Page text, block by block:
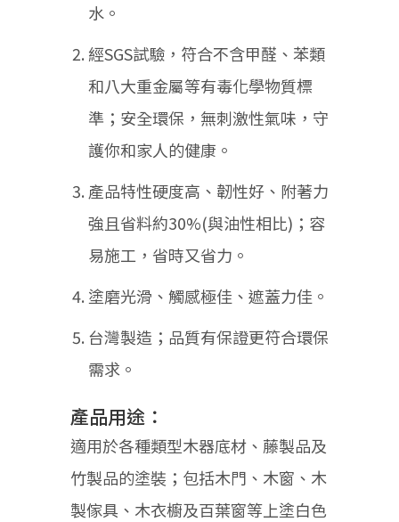
水。
經SGS試驗，符合不含甲醛、苯類
和八大重金屬等有毒化學物質標
準；安全環保，無刺激性氣味，守
護你和家人的健康。
產品特性硬度高、韌性好、附著力
強且省料約30%(與油性相比)；容
易施工，省時又省力。
塗磨光滑、觸感極佳、遮蓋力佳。
台灣製造；品質有保證更符合環保
需求。
產品用途：
適用於各種類型木器底材、藤製品及
竹製品的塗裝；包括木門、木窗、木
製傢具、木衣櫥及百葉窗等上塗白色